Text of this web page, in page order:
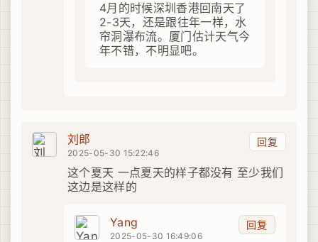
4月的时候深圳香港回南天了
2-3天，还是跟往年一样，水
帘洞瀑布流。厦门估计天气今
年不错，不明显吧。
回复
刘郎
2025-05-30 15:22:46
这个夏天 一点夏天的样子都没有 至少我们
这边是这样的
回复
Yang
2025-05-30 16:49:06